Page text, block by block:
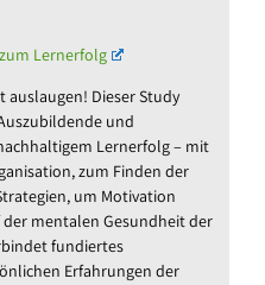
Lernerfolg
auslaugen! Dieser Study
und
Lernerfolg – mit
zum Finden der
um Motivation
mentalen Gesundheit der
fundiertes
Erfahrungen der